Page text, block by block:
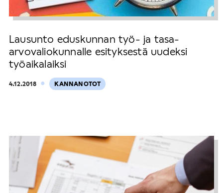
Lausunto eduskunnan työ- ja tasa-
arvovaliokunnalle esityksestä uudeksi
työaikalaiksi
4.12.2018· KANNANOTOT